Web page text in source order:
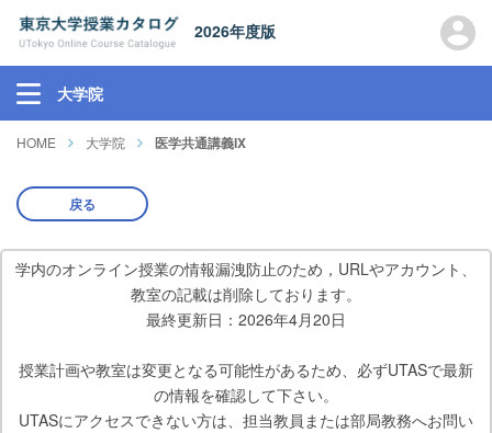
2026年度版
大学院
HOME 大学院 医学共通講義IX
戻る
学内のオンライン授業の情報漏洩防止のため，URLやアカウント、
教室の記載は削除しております。
最終更新日：2026年4月20日
授業計画や教室は変更となる可能性があるため、必ずUTASで最新
の情報を確認して下さい。
UTASにアクセスできない方は、担当教員または部局教務へお問い